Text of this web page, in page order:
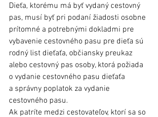
Dieťa, ktorému má byť vydaný cestovný
pas, musí byť pri podaní žiadosti osobne
prítomné a potrebnými dokladmi pre
vybavenie cestovného pasu pre dieťa sú
rodný list dieťaťa, občiansky preukaz
alebo cestovný pas osoby, ktorá požiada
o vydanie cestovného pasu dieťaťa
a správny poplatok za vydanie
cestovného pasu.
Ak patríte medzi cestovateľov, ktorí sa so